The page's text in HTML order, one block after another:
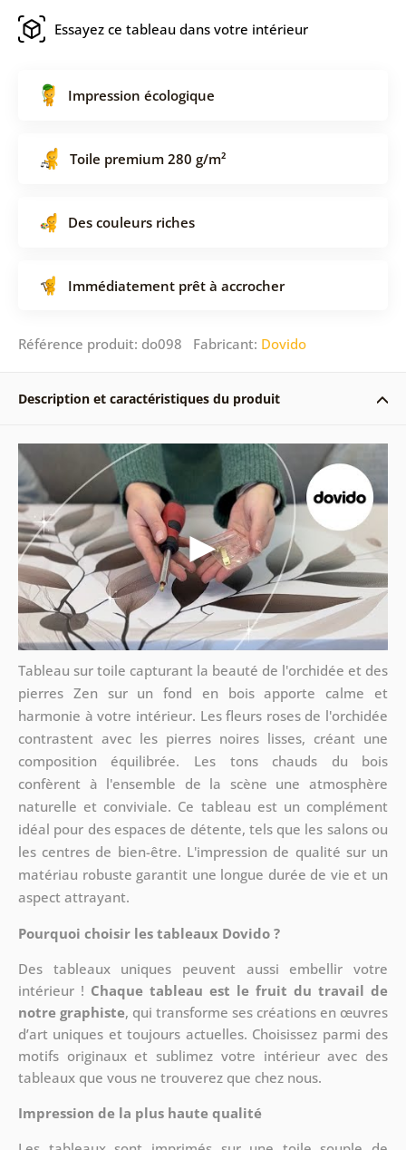
Essayez ce tableau dans votre intérieur
Impression écologique
Toile premium 280 g/m²
Des couleurs riches
Immédiatement prêt à accrocher
Référence produit: do098 Fabricant: Dovido
Description et caractéristiques du produit
Tableau sur toile capturant la beauté de l'orchidée et des
pierres Zen sur un fond en bois apporte calme et
harmonie à votre intérieur. Les fleurs roses de l'orchidée
contrastent avec les pierres noires lisses, créant une
composition équilibrée. Les tons chauds du bois
confèrent à l'ensemble de la scène une atmosphère
naturelle et conviviale. Ce tableau est un complément
idéal pour des espaces de détente, tels que les salons ou
les centres de bien-être. L'impression de qualité sur un
matériau robuste garantit une longue durée de vie et un
aspect attrayant.
Pourquoi choisir les tableaux Dovido ?
Des tableaux uniques peuvent aussi embellir votre
intérieur ! Chaque tableau est le fruit du travail de
notre graphiste, qui transforme ses créations en œuvres
d’art uniques et toujours actuelles. Choisissez parmi des
motifs originaux et sublimez votre intérieur avec des
tableaux que vous ne trouverez que chez nous.
Impression de la plus haute qualité